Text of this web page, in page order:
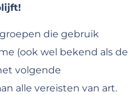
groepen die gebruik
(ook wel bekend als de
volgende
alle vereisten van art.